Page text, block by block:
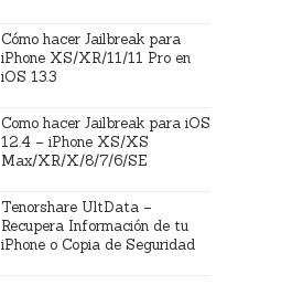
Cómo hacer Jailbreak para
iPhone XS/XR/11/11 Pro en
iOS 13.3
Como hacer Jailbreak para iOS
12.4 – iPhone XS/XS
Max/XR/X/8/7/6/SE
Tenorshare UltData –
Recupera Información de tu
iPhone o Copia de Seguridad